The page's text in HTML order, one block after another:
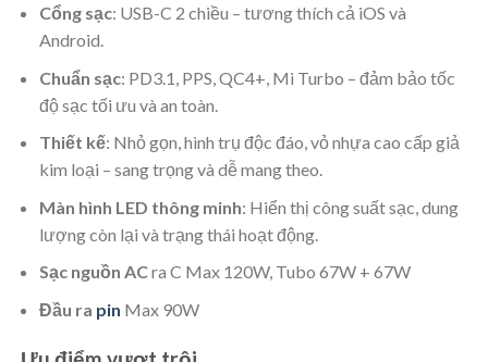
Cổng sạc: USB-C 2 chiều – tương thích cả iOS và
Android.
Chuẩn sạc: PD3.1, PPS, QC4+, Mi Turbo – đảm bảo tốc
độ sạc tối ưu và an toàn.
Thiết kế: Nhỏ gọn, hình trụ độc đáo, vỏ nhựa cao cấp giả
kim loại – sang trọng và dễ mang theo.
Màn hình LED thông minh: Hiển thị công suất sạc, dung
lượng còn lại và trạng thái hoạt động.
Sạc nguồn ACra C Max 120W, Tubo 67W + 67W
Đầu ra pin Max 90W